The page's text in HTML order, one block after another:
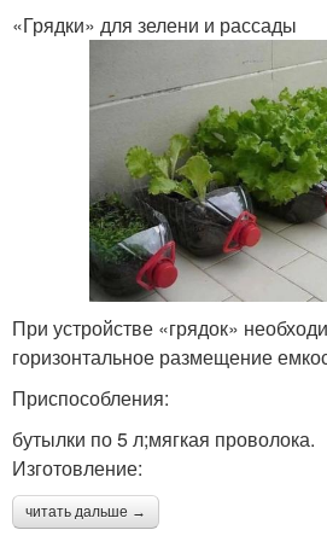
«Грядки» для зелени и рассады
При устройстве «грядок»
горизонтальное размещение
Приспособления:
бутылки по 5 л;мягкая проволока.
Изготовление:
читать дальше →